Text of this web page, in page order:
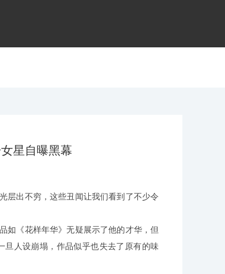
星自曝黑幕
层出不穷，这些丑闻让我们看到了不少令
如《花样年华》无疑展示了他的才华，但
旦人设崩塌，作品似乎也失去了原有的味